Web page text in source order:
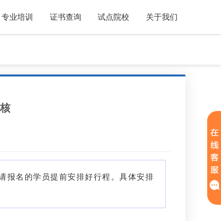
专业培训 证书查询 试点院校 关于我们
报名的学员提前安排好行程。具体安排